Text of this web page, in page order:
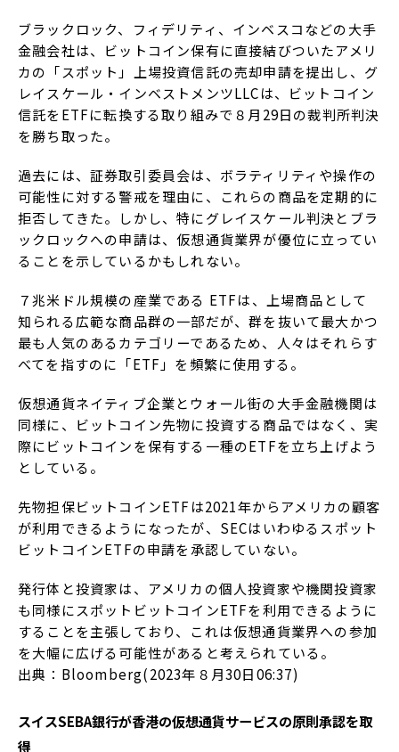
ブラックロック、フィデリティ、インベスコなどの大手
金融会社は、ビットコイン保有に直接結びついたアメリ
カの「スポット」上場投資信託の売却申請を提出し、グ
レイスケール・インベストメンツLLCは、ビットコイン
信託をETFに転換する取り組みで８月29日の裁判所判決
を勝ち取った。
過去には、証券取引委員会は、ボラティリティや操作の
可能性に対する警戒を理由に、これらの商品を定期的に
拒否してきた。しかし、特にグレイスケール判決とブラ
ックロックへの申請は、仮想通貨業界が優位に立ってい
ることを示しているかもしれない。
７兆米ドル規模の産業である ETFは、上場商品として
知られる広範な商品群の一部だが、群を抜いて最大かつ
最も人気のあるカテゴリーであるため、人々はそれらす
べてを指すのに「ETF」を頻繁に使用する。
仮想通貨ネイティブ企業とウォール街の大手金融機関は
同様に、ビットコイン先物に投資する商品ではなく、実
際にビットコインを保有する一種のETFを立ち上げよう
としている。
先物担保ビットコインETFは2021年からアメリカの顧客
が利用できるようになったが、SECはいわゆるスポット
ビットコインETFの申請を承認していない。
発行体と投資家は、アメリカの個人投資家や機関投資家
も同様にスポットビットコインETFを利用できるように
することを主張しており、これは仮想通貨業界への参加
を大幅に広げる可能性があると考えられている。
出典：Bloomberg(2023年８月30日06:37)
スイスSEBA銀行が香港の仮想通貨サービスの原則承認を取
得